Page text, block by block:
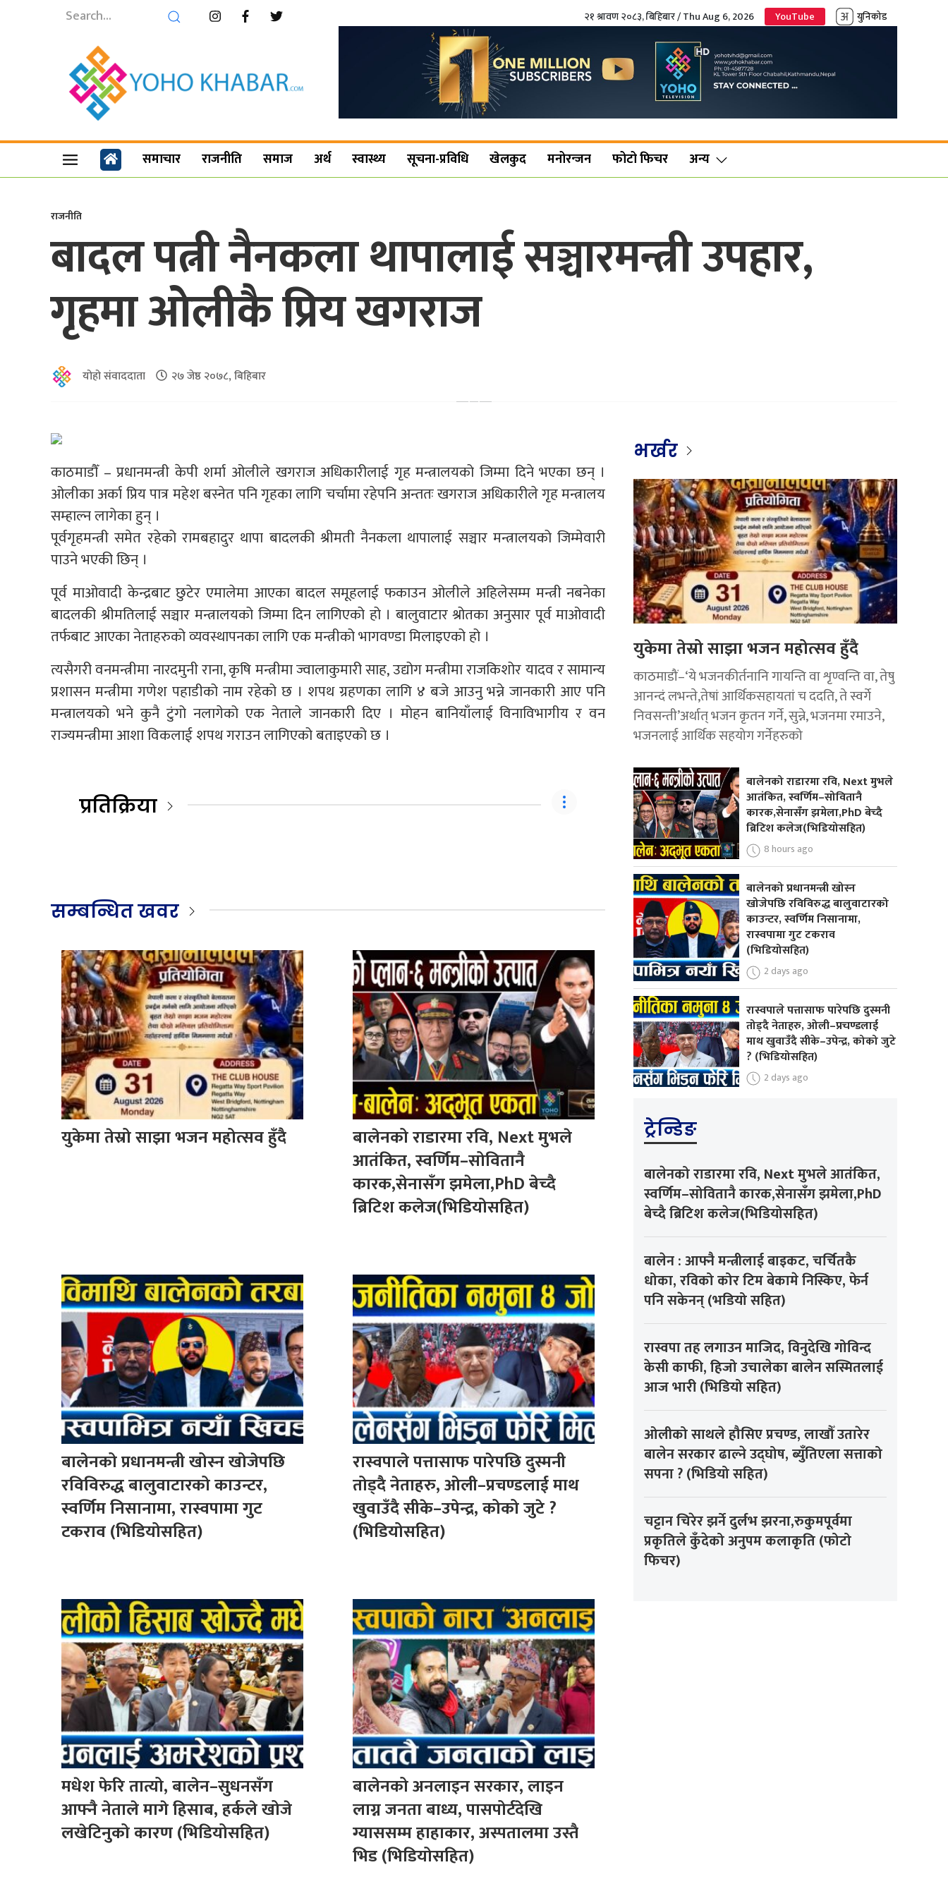
२१ श्रावण २०८३, बिहिबार / Thu Aug 6, 2026 YouTube युनिकोड
समाचार राजनीति समाज अर्थ स्वास्थ्य सूचना-प्रविधि खेलकुद मनोरन्जन फोटो फिचर अन्य
राजनीति
बादल पत्नी नैनकला थापालाई सञ्चारमन्त्री उपहार,
गृहमा ओलीकै प्रिय खगराज
योहो संवाददाता २७ जेष्ठ २०७८, बिहिबार
काठमाडौँ – प्रधानमन्त्री केपी शर्मा ओलीले खगराज अधिकारीलाई गृह मन्त्रालयको जिम्मा दिने भएका छन् ।
ओलीका अर्का प्रिय पात्र महेश बस्नेत पनि गृहका लागि चर्चामा रहेपनि अन्ततः खगराज अधिकारीले गृह मन्त्रालय
सम्हाल्न लागेका हुन् ।
पूर्वगृहमन्त्री समेत रहेको रामबहादुर थापा बादलकी श्रीमती नैनकला थापालाई सञ्चार मन्त्रालयको जिम्मेवारी
पाउने भएकी छिन् ।
पूर्व माओवादी केन्द्रबाट छुटेर एमालेमा आएका बादल समूहलाई फकाउन ओलीले अहिलेसम्म मन्त्री नबनेका
बादलकी श्रीमतिलाई सञ्चार मन्त्रालयको जिम्मा दिन लागिएको हो । बालुवाटार श्रोतका अनुसार पूर्व माओवादी
तर्फबाट आएका नेताहरुको व्यवस्थापनका लागि एक मन्त्रीको भागवण्डा मिलाइएको हो ।
त्यसैगरी वनमन्त्रीमा नारदमुनी राना, कृषि मन्त्रीमा ज्वालाकुमारी साह, उद्योग मन्त्रीमा राजकिशोर यादव र सामान्य
प्रशासन मन्त्रीमा गणेश पहाडीको नाम रहेको छ । शपथ ग्रहणका लागि ४ बजे आउनु भन्ने जानकारी आए पनि
मन्त्रालयको भने कुनै टुंगो नलागेको एक नेताले जानकारी दिए । मोहन बानियाँलाई विनाविभागीय र वन
राज्यमन्त्रीमा आशा विकलाई शपथ गराउन लागिएको बताइएको छ ।
प्रतिक्रिया
सम्बन्धित खवर
युकेमा तेस्रो साझा भजन महोत्सव हुँदै
बालेनको राडारमा रवि, Next मुभले
आतंकित, स्वर्णिम–सोवितानै
कारक,सेनासँग झमेला,PhD बेच्दै
ब्रिटिश कलेज(भिडियोसहित)
बालेनको प्रधानमन्त्री खोस्न खोजेपछि
रविविरुद्ध बालुवाटारको काउन्टर,
स्वर्णिम निसानामा, रास्वपामा गुट
टकराव (भिडियोसहित)
रास्वपाले पत्तासाफ पारेपछि दुस्मनी
तोड्दै नेताहरु, ओली–प्रचण्डलाई माथ
खुवाउँदै सीके–उपेन्द्र, कोको जुटे ?
(भिडियोसहित)
मधेश फेरि तात्यो, बालेन–सुधनसँग
आफ्नै नेताले मागे हिसाब, हर्कले खोजे
लखेटिनुको कारण (भिडियोसहित)
बालेनको अनलाइन सरकार, लाइन
लाग्न जनता बाध्य, पासपोर्टदेखि
ग्याससम्म हाहाकार, अस्पतालमा उस्तै
भिड (भिडियोसहित)
भर्खर
युकेमा तेस्रो साझा भजन महोत्सव हुँदै
काठमाडौं–‘ये भजनकीर्तनानि गायन्ति वा शृण्वन्ति वा, तेषु
आनन्दं लभन्ते,तेषां आर्थिकसहायतां च ददति, ते स्वर्गे
निवसन्ती’अर्थात् भजन कृतन गर्ने, सुन्ने, भजनमा रमाउने,
भजनलाई आर्थिक सहयोग गर्नेहरुको
बालेनको राडारमा रवि, Next मुभले
आतंकित, स्वर्णिम–सोवितानै
कारक,सेनासँग झमेला,PhD बेच्दै
ब्रिटिश कलेज(भिडियोसहित)
8 hours ago
बालेनको प्रधानमन्त्री खोस्न
खोजेपछि रविविरुद्ध बालुवाटारको
काउन्टर, स्वर्णिम निसानामा,
रास्वपामा गुट टकराव
(भिडियोसहित)
2 days ago
रास्वपाले पत्तासाफ पारेपछि दुस्मनी
तोड्दै नेताहरु, ओली–प्रचण्डलाई
माथ खुवाउँदै सीके–उपेन्द्र, कोको जुटे
? (भिडियोसहित)
2 days ago
ट्रेन्डिङ
बालेनको राडारमा रवि, Next मुभले आतंकित,
स्वर्णिम–सोवितानै कारक,सेनासँग झमेला,PhD
बेच्दै ब्रिटिश कलेज(भिडियोसहित)
बालेन : आफ्नै मन्त्रीलाई बाइकट, चर्चितकै
धोका, रविको कोर टिम बेकामे निस्किए, फेर्न
पनि सकेनन् (भडियो सहित)
रास्वपा तह लगाउन माजिद, विनुदेखि गोविन्द
केसी काफी, हिजो उचालेका बालेन सस्मितलाई
आज भारी (भिडियो सहित)
ओलीको साथले हौसिए प्रचण्ड, लाखौँ उतारेर
बालेन सरकार ढाल्ने उद्घोष, ब्युँतिएला सत्ताको
सपना ? (भिडियो सहित)
चट्टान चिरेर झर्ने दुर्लभ झरना,रुकुमपूर्वमा
प्रकृतिले कुँदेको अनुपम कलाकृति (फोटो
फिचर)